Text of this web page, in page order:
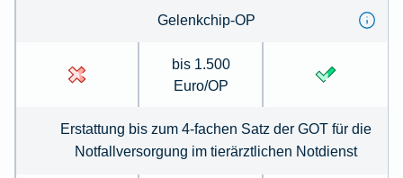
Gelenkchip-OP
bis 1.500
Euro/OP
Erstattung bis zum 4-fachen Satz der GOT für die
Notfallversorgung im tierärztlichen Notdienst